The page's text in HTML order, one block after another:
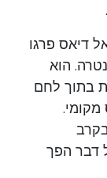
כאשר מנואל דיאס פרגו
הוא
בתוך לחם
מקומי.
דבר הפך